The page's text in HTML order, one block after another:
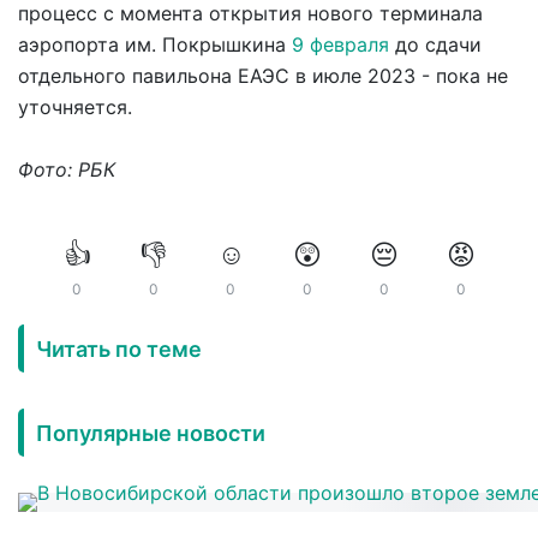
процесс с момента открытия нового терминала
аэропорта им. Покрышкина 9 февраля до сдачи
отдельного павильона ЕАЭС в июле 2023 - пока не
уточняется.
Фото: РБК
👍
0
👎
0
☺️
0
😲
0
😔
0
😡
0
Читать по теме
Популярные новости